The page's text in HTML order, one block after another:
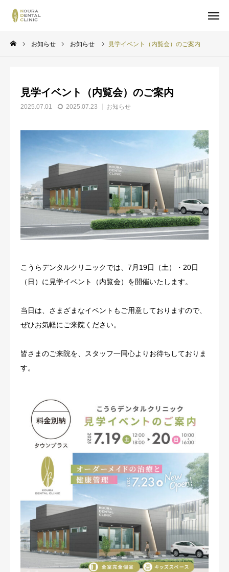
お知らせ お知らせ 見学イベント（内覧会）のご案内
見学イベント（内覧会）のご案内
2025.07.01 2025.07.23 お知らせ
こうらデンタルクリニックでは、7月19日（土）・20日
（日）に見学イベント（内覧会）を開催いたします。
当日は、さまざまなイベントもご用意しておりますので、
ぜひお気軽にご来院ください。
皆さまのご来院を、スタッフ一同心よりお待ちしておりま
す。
Web予約 電話予約
お知らせ
院長紹介
受診予約
求人情報